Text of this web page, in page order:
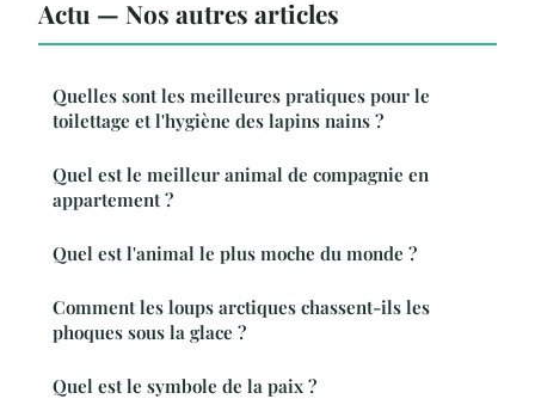
Actu — Nos autres articles
Quelles sont les meilleures pratiques pour le
toilettage et l'hygiène des lapins nains ?
Quel est le meilleur animal de compagnie en
appartement ?
Quel est l'animal le plus moche du monde ?
Comment les loups arctiques chassent-ils les
phoques sous la glace ?
Quel est le symbole de la paix ?